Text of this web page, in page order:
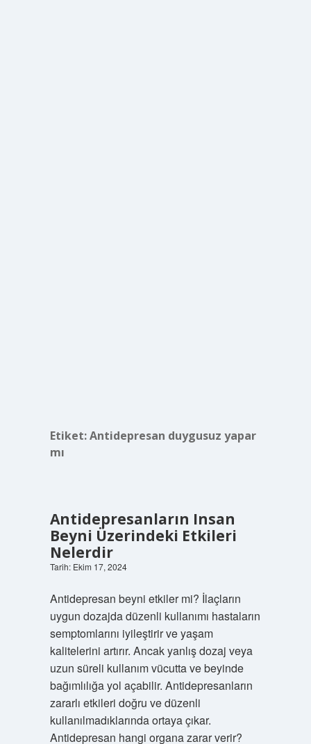
Etiket:Antidepresan duygusuz yapar
mı
Antidepresanların Insan
Beyni Üzerindeki Etkileri
Nelerdir
Tarih: Ekim 17, 2024
Antidepresan beyni etkiler mi? İlaçların
uygun dozajda düzenli kullanımı hastaların
semptomlarını iyileştirir ve yaşam
kalitelerini artırır. Ancak yanlış dozaj veya
uzun süreli kullanım vücutta ve beyinde
bağımlılığa yol açabilir. Antidepresanların
zararlı etkileri doğru ve düzenli
kullanılmadıklarında ortaya çıkar.
Antidepresan hangi organa zarar verir?